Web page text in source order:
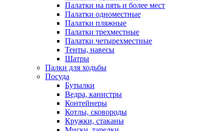
Палатки на пять и более мест
Палатки одноместные
Палатки пляжные
Палатки трехместные
Палатки четырехместные
Тенты, навесы
Шатры
Палки для ходьбы
Посуда
Бутылки
Ведра, канистры
Контейнеры
Котлы, сковороды
Кружки, стаканы